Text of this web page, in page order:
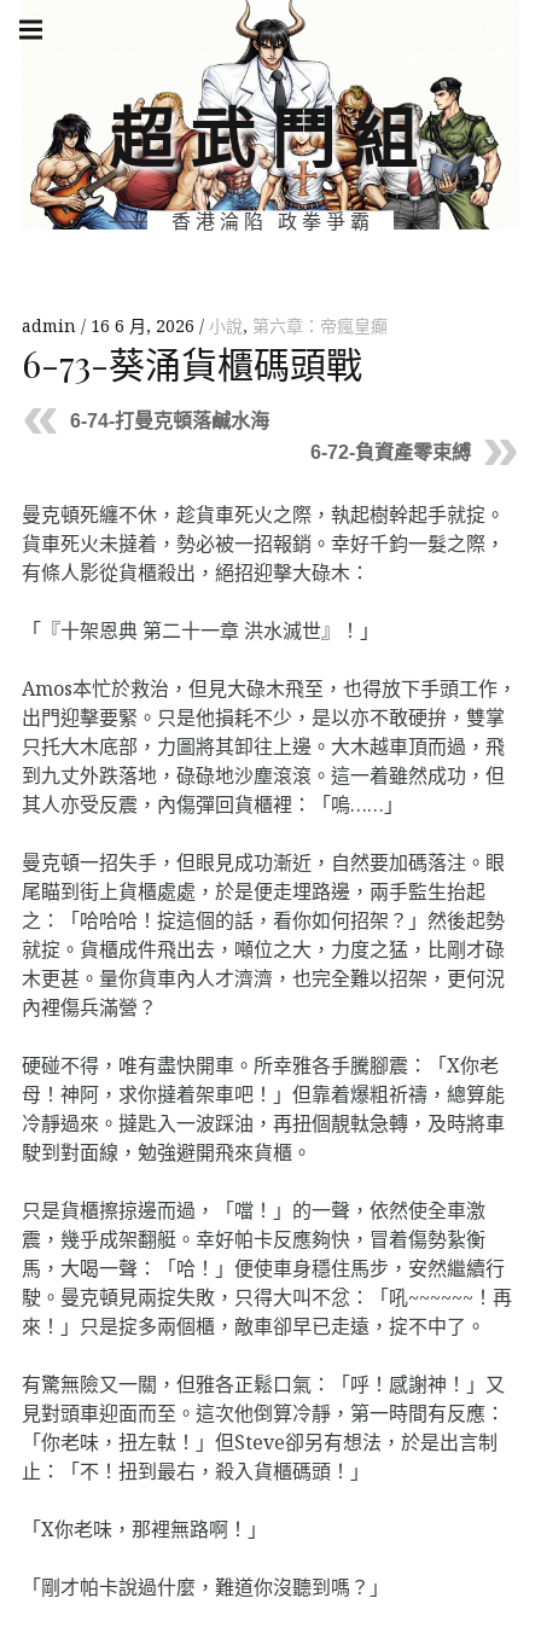
Skip
超武鬥組
香港淪陷 政拳爭霸
navigation
admin 16 6 月, 2026 小說, 第六章：帝瘋皇癲
6-73-葵涌貨櫃碼頭戰
6-74-打曼克頓落鹹水海
6-72-負資產零束縛
曼克頓死纏不休，趁貨車死火之際，執起樹幹起手就掟。
貨車死火未撻着，勢必被一招報銷。幸好千鈞一髮之際，
有條人影從貨櫃殺出，絕招迎擊大碌木：
「『十架恩典 第二十一章 洪水滅世』！」
Amos本忙於救治，但見大碌木飛至，也得放下手頭工作，
出門迎擊要緊。只是他損耗不少，是以亦不敢硬拚，雙掌
只托大木底部，力圖將其卸往上邊。大木越車頂而過，飛
到九丈外跌落地，碌碌地沙塵滾滾。這一着雖然成功，但
其人亦受反震，內傷彈回貨櫃裡：「嗚……」
曼克頓一招失手，但眼見成功漸近，自然要加碼落注。眼
尾瞄到街上貨櫃處處，於是便走埋路邊，兩手監生抬起
之：「哈哈哈！掟這個的話，看你如何招架？」然後起勢
就掟。貨櫃成件飛出去，噸位之大，力度之猛，比剛才碌
木更甚。量你貨車內人才濟濟，也完全難以招架，更何況
內裡傷兵滿營？
硬碰不得，唯有盡快開車。所幸雅各手騰腳震：「X你老
母！神阿，求你撻着架車吧！」但靠着爆粗祈禱，總算能
冷靜過來。撻匙入一波踩油，再扭個靚軚急轉，及時將車
駛到對面線，勉強避開飛來貨櫃。
只是貨櫃擦掠邊而過，「噹！」的一聲，依然使全車激
震，幾乎成架翻艇。幸好帕卡反應夠快，冒着傷勢紥衡
馬，大喝一聲：「哈！」便使車身穩住馬步，安然繼續行
駛。曼克頓見兩掟失敗，只得大叫不忿：「吼~~~~~~！再
來！」只是掟多兩個櫃，敵車卻早已走遠，掟不中了。
有驚無險又一關，但雅各正鬆口氣：「呼！感謝神！」又
見對頭車迎面而至。這次他倒算冷靜，第一時間有反應：
「你老味，扭左軚！」但Steve卻另有想法，於是出言制
止：「不！扭到最右，殺入貨櫃碼頭！」
「X你老味，那裡無路啊！」
「剛才帕卡說過什麼，難道你沒聽到嗎？」